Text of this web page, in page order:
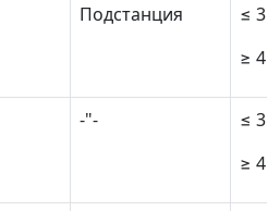
Подстанция ≤ 3
≥ 4
-"- ≤ 3
≥ 4